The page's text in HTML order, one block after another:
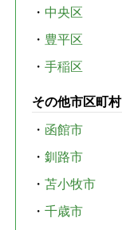
・ 中央区
・ 豊平区
・ 手稲区
その他市区町村
・ 函館市
・ 釧路市
・ 苫小牧市
・ 千歳市